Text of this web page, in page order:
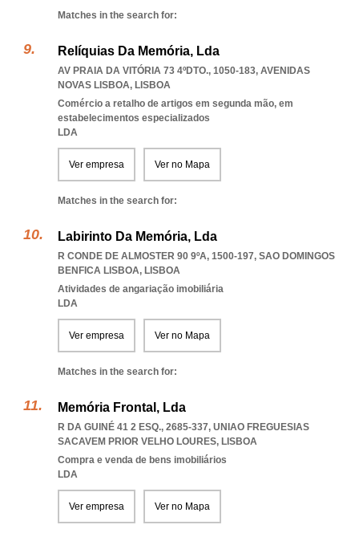
Matches in the search for:
Relíquias Da Memória, Lda
AV PRAIA DA VITÓRIA 73 4ºDTO., 1050-183, AVENIDAS
NOVAS LISBOA, LISBOA
Comércio a retalho de artigos em segunda mão, em
estabelecimentos especializados
LDA
Ver empresa Ver no Mapa
Matches in the search for:
Labirinto Da Memória, Lda
R CONDE DE ALMOSTER 90 9ºA, 1500-197, SAO DOMINGOS
BENFICA LISBOA, LISBOA
Atividades de angariação imobiliária
LDA
Ver empresa Ver no Mapa
Matches in the search for:
Memória Frontal, Lda
R DA GUINÉ 41 2 ESQ., 2685-337, UNIAO FREGUESIAS
SACAVEM PRIOR VELHO LOURES, LISBOA
Compra e venda de bens imobiliários
LDA
Ver empresa Ver no Mapa